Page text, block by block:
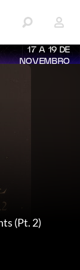
17 A 19 DE
NOVEMBRO
(Pt. 2)